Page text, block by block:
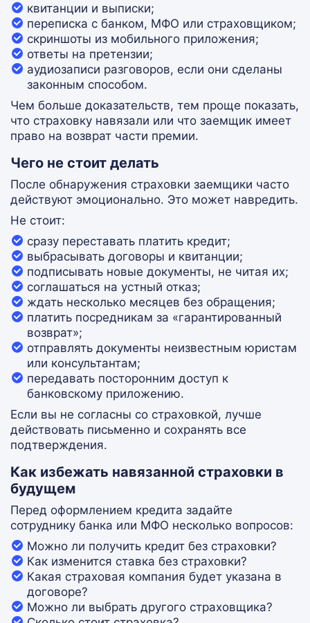
квитанции и выписки;
переписка с банком, МФО или страховщиком;
скриншоты из мобильного приложения;
ответы на претензии;
аудиозаписи разговоров, если они сделаны
законным способом.
Чем больше доказательств, тем проще показать,
что страховку навязали или что заемщик имеет
право на возврат части премии.
Чего не стоит делать
После обнаружения страховки заемщики часто
действуют эмоционально. Это может навредить.
Не стоит:
сразу переставать платить кредит;
выбрасывать договоры и квитанции;
подписывать новые документы, не читая их;
соглашаться на устный отказ;
ждать несколько месяцев без обращения;
платить посредникам за «гарантированный
возврат»;
отправлять документы неизвестным юристам
или консультантам;
передавать посторонним доступ к
банковскому приложению.
Если вы не согласны со страховкой, лучше
действовать письменно и сохранять все
подтверждения.
Как избежать навязанной страховки в
будущем
Перед оформлением кредита задайте
сотруднику банка или МФО несколько вопросов:
Можно ли получить кредит без страховки?
Как изменится ставка без страховки?
Какая страховая компания будет указана в
договоре?
Можно ли выбрать другого страховщика?